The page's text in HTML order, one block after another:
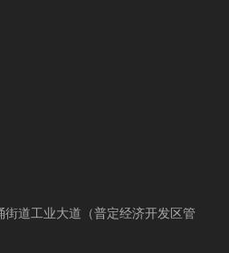
道工业大道（普定经济开发区管